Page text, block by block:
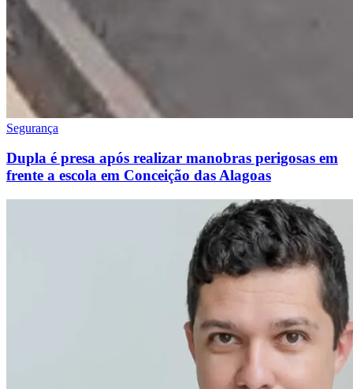
Segurança
Dupla é presa após realizar manobras perigosas em
frente a escola em Conceição das Alagoas